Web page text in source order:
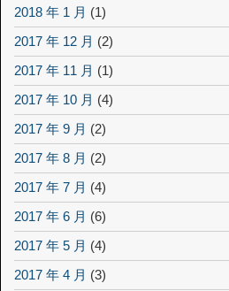
2018 年 1 月 (1)
2017 年 12 月 (2)
2017 年 11 月 (1)
2017 年 10 月 (4)
2017 年 9 月 (2)
2017 年 8 月 (2)
2017 年 7 月 (4)
2017 年 6 月 (6)
2017 年 5 月 (4)
2017 年 4 月 (3)